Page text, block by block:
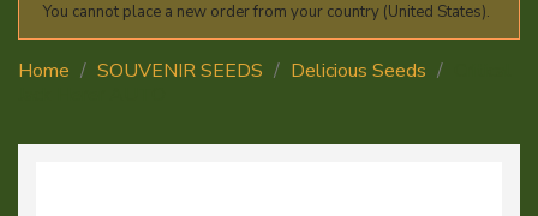
You cannot place a new order from your country (United States).
Home SOUVENIR SEEDS Delicious Seeds